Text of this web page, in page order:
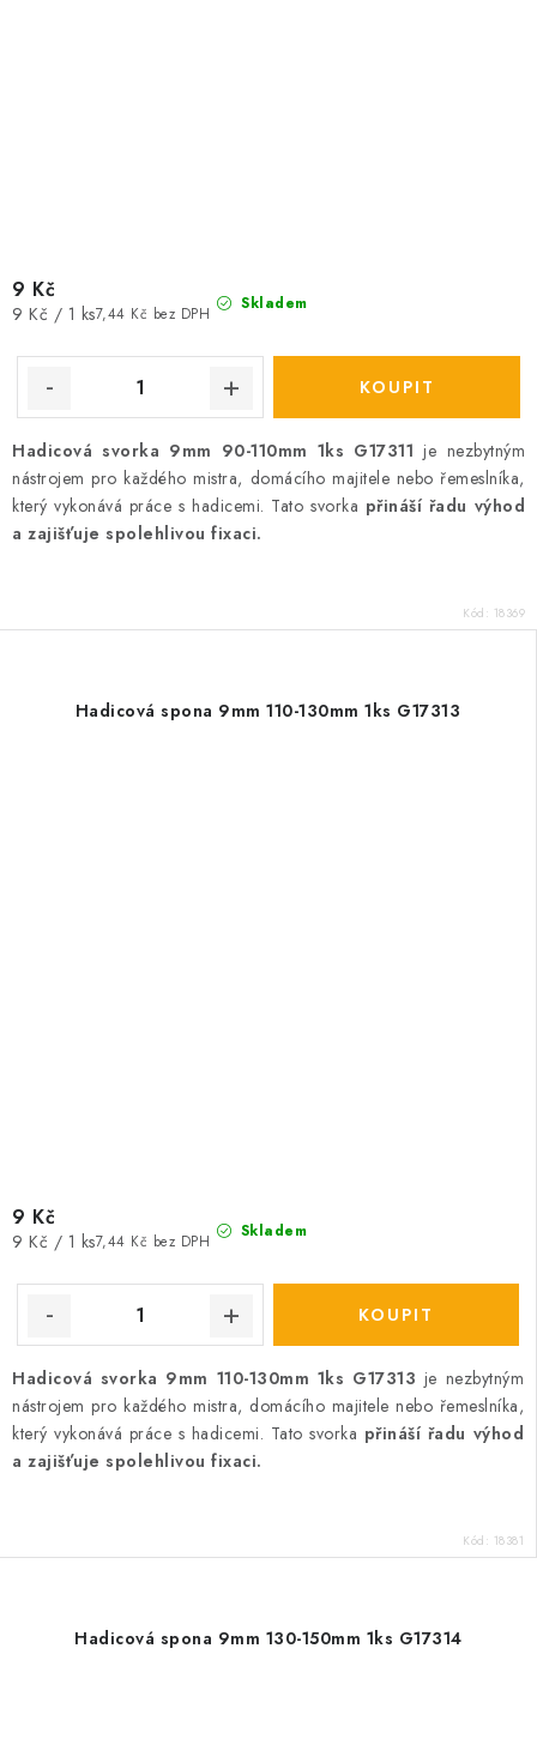
Skladem
7,44 Kč bez DPH
9 Kč
Měrná
9 Kč / 1 ks
Hadicová svorka 9mm 90-110mm 1ks G17311 je nezbytným
nástrojem pro každého mistra, domácího majitele nebo řemeslníka,
který vykonává práce s hadicemi. Tato svorka přináší řadu výhod
a zajišťuje spolehlivou fixaci.
Kód: 18369
Hadicová spona 9mm 110-130mm 1ks G17313
Skladem
7,44 Kč bez DPH
9 Kč
Měrná
9 Kč / 1 ks
Hadicová svorka 9mm 110-130mm 1ks G17313 je nezbytným
nástrojem pro každého mistra, domácího majitele nebo řemeslníka,
který vykonává práce s hadicemi. Tato svorka přináší řadu výhod
a zajišťuje spolehlivou fixaci.
Kód: 18381
Hadicová spona 9mm 130-150mm 1ks G17314